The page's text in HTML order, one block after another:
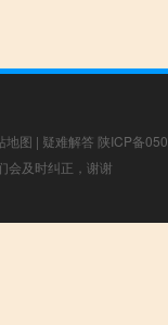
地图 | 疑难解答 陕ICP备
会及时纠正，谢谢